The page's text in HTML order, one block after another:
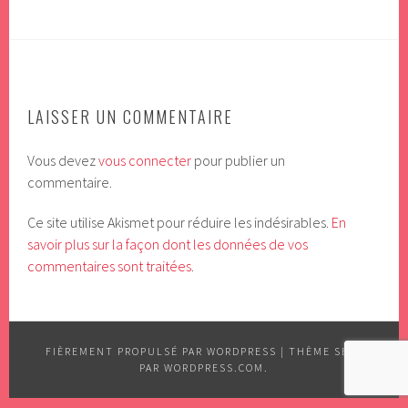
LAISSER UN COMMENTAIRE
Vous devezvous connecter pour publier un
commentaire.
Ce site utilise Akismet pour réduire les indésirables. En
savoir plus sur la façon dont les données de vos
commentaires sont traitées
FIÈREMENT PROPULSÉ PAR WORDPRESS | THÈME SELA
PAR WORDPRESS.COM